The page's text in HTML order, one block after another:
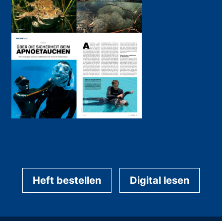
Heft bestellen Digital lesen